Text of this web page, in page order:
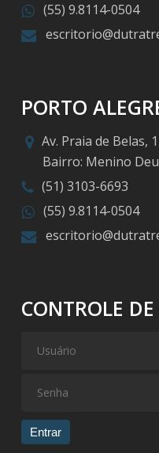
(55) 9.8114-0504
PORTO
Av. Praia de Belas,
Bairro: Menino
(51) 3103-6693
(55) 9.8114-0504
CONTROLE DE
Entrar